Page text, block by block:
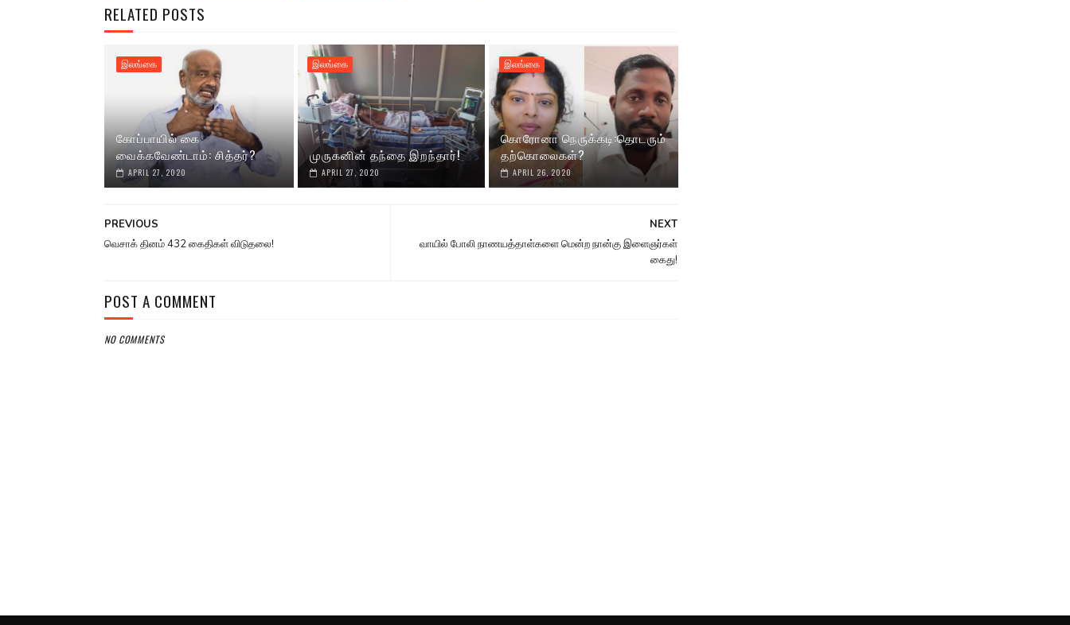
RELATED POSTS
இலங்கை
கோப்பாயில் கை
வைக்கவேண்டாம்: சித்தர்?
APRIL 27, 2020
இலங்கை
முருகனின் தந்தை இறந்தார்!
APRIL 27, 2020
இலங்கை
கொரோனா நெருக்கடி:தொடரும்
தற்கொலைகள்?
APRIL 26, 2020
NEXT
வாயில் போலி நாணயத்தாள்களை மென்ற நான்கு இளைஞர்கள்
கைது!
PREVIOUS
வெசாக் தினம் 432 கைதிகள் விடுதலை!
POST A COMMENT
NO COMMENTS